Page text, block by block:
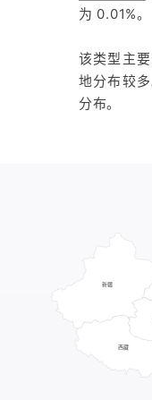
为 0.01%。
该类型主
地分布较
分布。